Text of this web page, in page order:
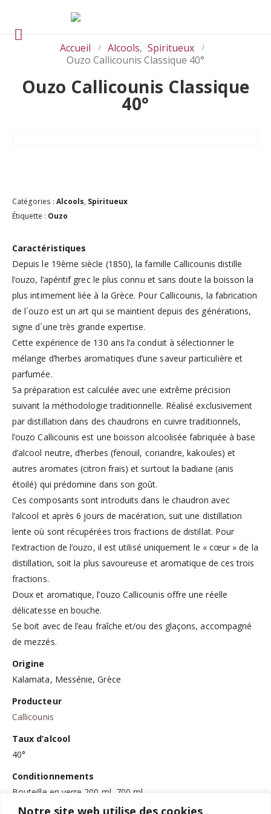
Notre site web utilise des cookies
Accueil Alcools, Spiritueux
Ouzo Callicounis Classique 40°
Ouzo Callicounis Classique
40°
Catégories : Alcools, Spiritueux
Étiquette : Ouzo
Caractéristiques
Depuis le 19ème siècle (1850), la famille Callicounis distille
l’ouzo, l’apéritif grec le plus connu et sans doute la boisson la
plus intimement liée à la Grèce. Pour Callicounis, la fabrication
de l´ouzo est un art qui se maintient depuis des générations,
signe d´une très grande expertise.
Cette expérience de 130 ans l’a conduit à sélectionner le
mélange d’herbes aromatiques d’une saveur particulière et
parfumée.
Sa préparation est calculée avec une extrême précision
suivant la méthodologie traditionnelle. Réalisé exclusivement
par distillation dans des chaudrons en cuivre traditionnels,
l’ouzo Callicounis est une boisson alcoolisée fabriquée à base
d’alcool neutre, d’herbes (fenouil, coriandre, kakoules) et
autres aromates (citron frais) et surtout la badiane (anis
étoilé) qui prédomine dans son goût.
Ces composants sont introduits dans le chaudron avec
l’alcool et après 6 jours de macération, suit une distillation
lente où sont récupérées trois fractions de distillat. Pour
l’extraction de l’ouzo, il est utilisé uniquement le « cœur » de la
distillation, soit la plus savoureuse et aromatique de ces trois
fractions.
Doux et aromatique, l’ouzo Callicounis offre une réelle
délicatesse en bouche.
Se boit avec de l’eau fraîche et/ou des glaçons, accompagné
de mezzés.
Origine
Kalamata, Messénie, Grèce
Producteur
Callicounis
Taux d’alcool
40°
Conditionnements
Bouteille en verre 200 ml, 700 ml
Miniature en verre 50 ml